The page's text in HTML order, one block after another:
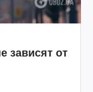
зависят от